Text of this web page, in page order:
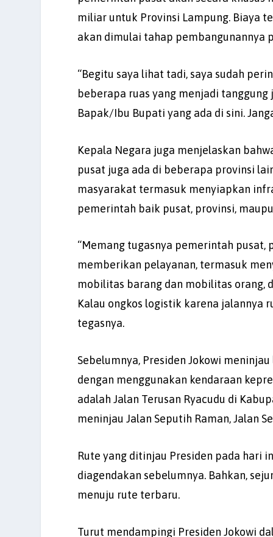
miliar untuk Provinsi Lampung. Biaya
akan dimulai tahap pembangunannya
“Begitu saya lihat tadi, saya sudah
beberapa ruas yang menjadi tanggung
Bapak/Ibu Bupati yang ada di sini.
Kepala Negara juga menjelaskan
pusat juga ada di beberapa provinsi
masyarakat termasuk menyiapkan
pemerintah baik pusat, provinsi,
“Memang tugasnya pemerintah
memberikan pelayanan, termasuk
mobilitas barang dan mobilitas orang,
Kalau ongkos logistik karena jalannya
tegasnya.
Sebelumnya, Presiden Jokowi
dengan menggunakan kendaraan
adalah Jalan Terusan Ryacudu di
meninjau Jalan Seputih Raman, Jalan
Rute yang ditinjau Presiden pada hari
diagendakan sebelumnya. Bahkan,
menuju rute terbaru.
Turut mendampingi Presiden Jokowi